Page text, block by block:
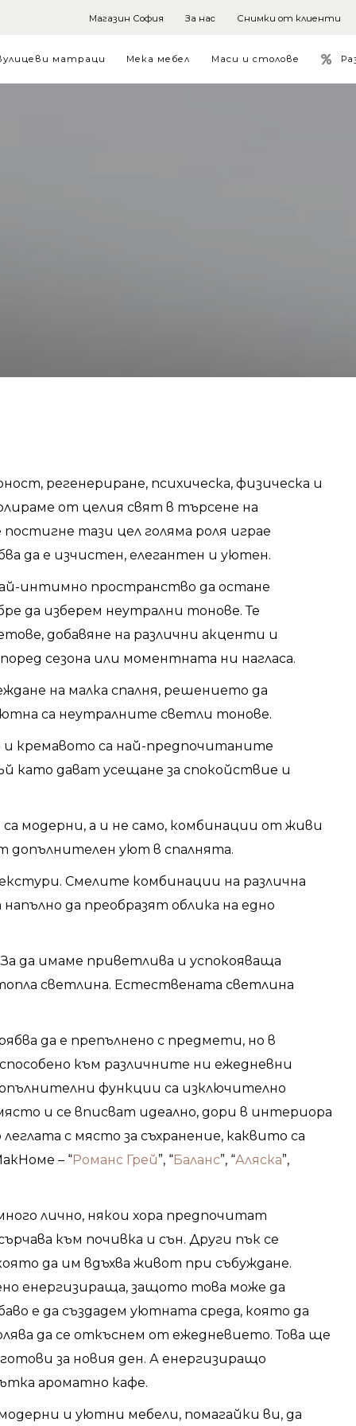
Магазин София За нас Снимки от клиенти
матраци Мека мебел Маси и столове
регенериране, психическа, физическа и
от целия свят в търсене на
тази цел голяма роля играе
да е изчистен, елегантен и уютен.
интимно пространство да остане
да изберем неутрални тонове. Те
добавяне на различни акценти и
сезона или моментната ни нагласа.
на малка спалня, решението да
са неутралните светли тонове.
кремавото са най-предпочитаните
като дават усещане за спокойствие и
модерни, а и не само, комбинации от живи
допълнителен уют в спалнята.
Смелите комбинации на различна
да преобразят облика на едно
да имаме приветлива и успокояваща
светлина. Естествената светлина
да е препълнено с предмети, но в
към различните ни ежедневни
функции са изключително
и се вписват идеално, дори в интериора
с място за съхранение, каквито са
– “Романс Грей”, “Баланс”, “Аляска”,
лично, някои хора предпочитат
към почивка и сън. Други пък се
да им вдъхва живот при събуждане.
енергизираща, защото това може да
е да създадем уютната среда, която да
да се откъснем от ежедневието. Това ще
за новия ден. А енергизиращо
ароматно кафе.
и уютни мебели, помагайки ви, да